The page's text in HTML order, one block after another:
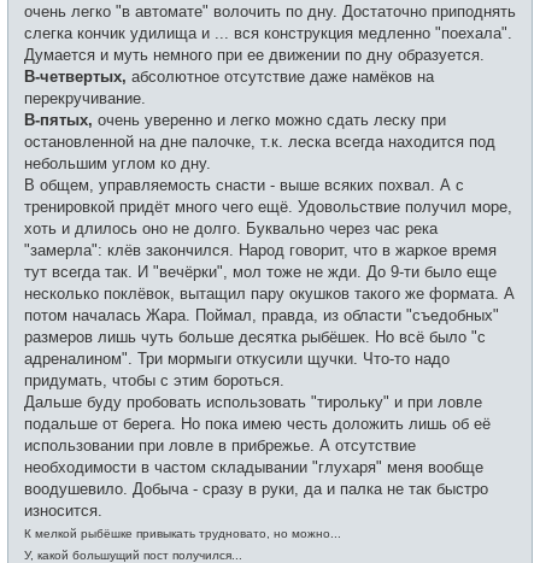
очень легко "в автомате" волочить по дну. Достаточно приподнять
слегка кончик удилища и ... вся конструкция медленно "поехала".
Думается и муть немного при ее движении по дну образуется.
В-четвертых, абсолютное отсутствие даже намёков на
перекручивание.
В-пятых, очень уверенно и легко можно сдать леску при
остановленной на дне палочке, т.к. леска всегда находится под
небольшим углом ко дну.
В общем, управляемость снасти - выше всяких похвал. А с
тренировкой придёт много чего ещё. Удовольствие получил море,
хоть и длилось оно не долго. Буквально через час река
"замерла": клёв закончился. Народ говорит, что в жаркое время
тут всегда так. И "вечёрки", мол тоже не жди. До 9-ти было еще
несколько поклёвок, вытащил пару окушков такого же формата. А
потом началась Жара. Поймал, правда, из области "съедобных"
размеров лишь чуть больше десятка рыбёшек. Но всё было "с
адреналином". Три мормыги откусили щучки. Что-то надо
придумать, чтобы с этим бороться.
Дальше буду пробовать использовать "тирольку" и при ловле
подальше от берега. Но пока имею честь доложить лишь об её
использовании при ловле в прибрежье. А отсутствие
необходимости в частом складывании "глухаря" меня вообще
воодушевило. Добыча - сразу в руки, да и палка не так быстро
износится.
К мелкой рыбёшке привыкать трудновато, но можно...
У, какой большущий пост получился...